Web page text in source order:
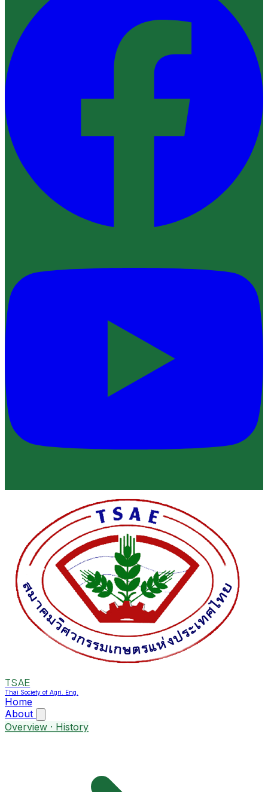
TSAE
Thai Society of Agri. Eng.
Home
About
Overview · History